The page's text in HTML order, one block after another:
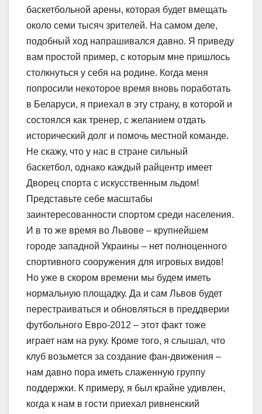
баскетбольной арены, которая будет вмещать
около семи тысяч зрителей. На самом деле,
подобный ход напрашивался давно. Я приведу
вам простой пример, с которым мне пришлось
столкнуться у себя на родине. Когда меня
попросили некоторое время вновь поработать
в Беларуси, я приехал в эту страну, в которой и
состоялся как тренер, с желанием отдать
исторический долг и помочь местной команде.
Не скажу, что у нас в стране сильный
баскетбол, однако каждый райцентр имеет
Дворец спорта с искусственным льдом!
Представьте себе масштабы
заинтересованности спортом среди населения.
И в то же время во Львове – крупнейшем
городе западной Украины – нет полноценного
спортивного сооружения для игровых видов!
Но уже в скором времени мы будем иметь
нормальную площадку. Да и сам Львов будет
перестраиваться и обновляться в преддверии
футбольного Евро-2012 – этот факт тоже
играет нам на руку. Кроме того, я слышал, что
клуб возьмется за создание фан-движения –
нам давно пора иметь слаженную группу
поддержки. К примеру, я был крайне удивлен,
когда к нам в гости приехал ривненский